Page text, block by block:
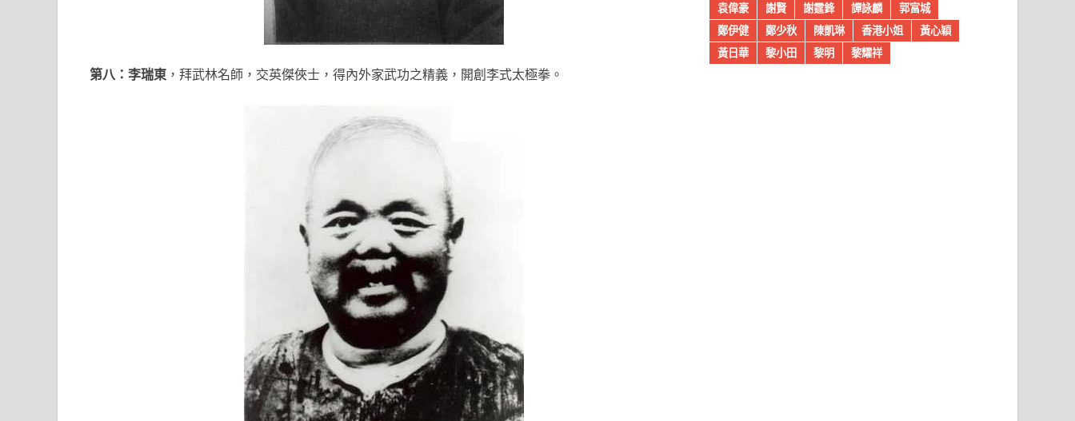
第八：李瑞東 ，拜武林名師，交英傑俠士，得內外家武功之精義，開創李式太極拳。
袁偉豪
謝賢 謝霆鋒 譚詠麟
郭富城
鄭伊健
鄭少秋 陳凱琳 香港小姐
黃心穎
黃日華
黎小田 黎明 黎耀祥